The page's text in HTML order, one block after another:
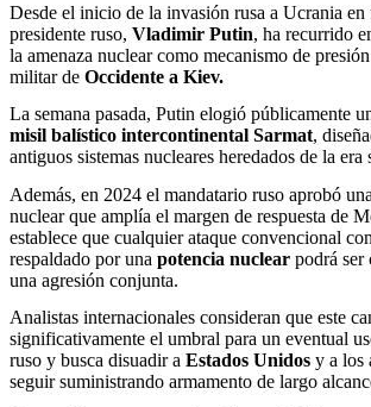
Desde el inicio de la invasión rusa a Ucrania en
presidente ruso, Vladimir Putin, ha recurrido
la amenaza nuclear como mecanismo de
militar de Occidente a Kiev.
La semana pasada, Putin elogió públicamente
misil balístico intercontinental Sarmat,
antiguos sistemas nucleares heredados de la era
Además, en 2024 el mandatario ruso aprobó
nuclear que amplía el margen de respuesta de
establece que cualquier ataque convencional
respaldado por una potencia nuclear podrá ser
una agresión conjunta.
Analistas internacionales consideran que este
significativamente el umbral para un eventual
ruso y busca disuadir a Estados Unidos y a los
seguir suministrando armamento de largo